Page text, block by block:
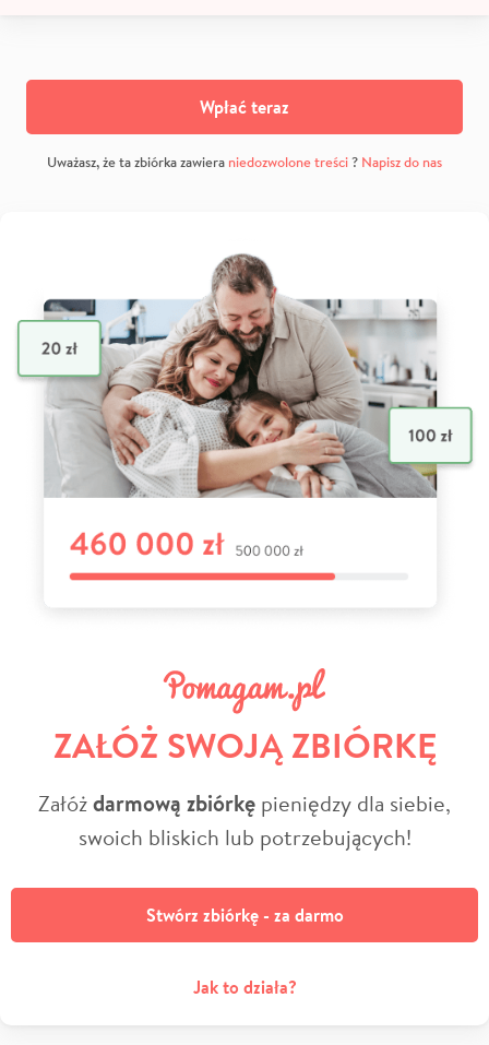
Wpłać teraz
Uważasz, że ta zbiórka zawiera niedozwolone treści? Napisz do nas
ZAŁÓŻ SWOJĄ ZBIÓRKĘ
Załóżdarmową zbiórkę pieniędzy dla siebie,
swoich bliskich lub potrzebujących!
Stwórz zbiórkę - za darmo
Jak to działa?